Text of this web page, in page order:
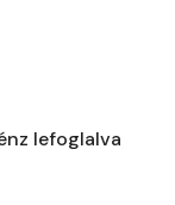
lefoglalva